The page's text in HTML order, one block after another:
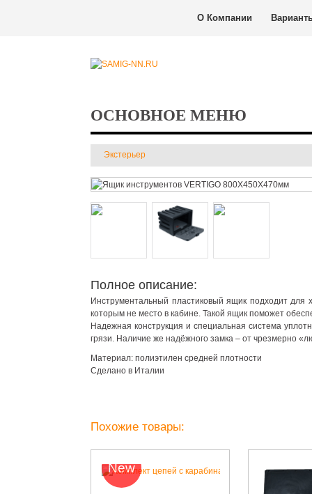
О Компании
ОСНОВНОЕ МЕНЮ
Экстерьер
Полное описание:
Инструментальный пластиковый ящик подходит для
которым не место в кабине. Такой ящик поможет
Надежная конструкция и специальная система
грязи. Наличие же надёжного замка – от чрезмерно
Материал: полиэтилен средней плотности
Сделано в Италии
Похожие товары:
New